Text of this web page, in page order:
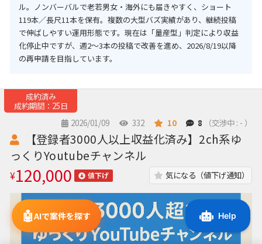
ル。ノンバーバルで老若男女・海外にも届きやすく、ショート
119本／長尺11本を保有。複数の大型バズ実績があり、継続投稿
で伸ばしやすい運用形態です。現在は「量産型」判定により収益
化停止中ですが、週2〜3本の投稿で改善を進め、2026/8/19以降
の再申請を目指しています。
成約済み
成約期間：25日
2026/01/09
332 10 8 （交渉中 : - ）
【登録者3000人以上収益化済み】2ch系ゆ
っくりYoutubeチャンネル
¥120,000 値下げ 気になる（値下げ通知）
🤖AIで案件を探す